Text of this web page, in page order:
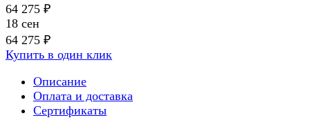
64 275 ₽
18 сен
64 275 ₽
Купить в один клик
Описание
Оплата и доставка
Сертификаты